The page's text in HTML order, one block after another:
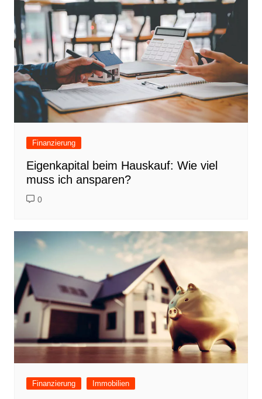
Finanzierung
Eigenkapital beim Hauskauf: Wie viel
muss ich ansparen?
0
Finanzierung Immobilien